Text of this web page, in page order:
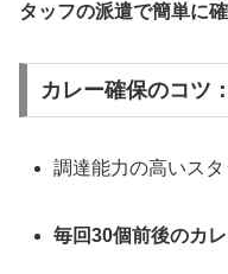
タッフの派遣で簡単に
カレー確保のコツ：
調達能力の高いス
毎回30個前後のカ